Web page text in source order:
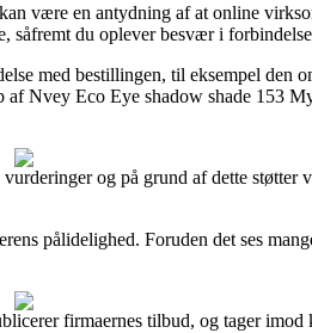
være en antydning af at online
såfremt du oplever besvær i
med bestillingen, til eksempel den
Nvey Eco Eye shadow shade 153
og på grund af dette
pålidelighed. Foruden det ses
firmaernes tilbud, og tager